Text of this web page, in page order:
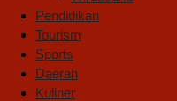
Pendidikan
Tourism
Sports
Daerah
Kuliner